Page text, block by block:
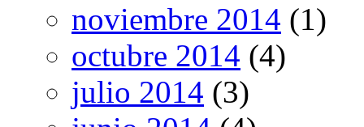
noviembre 2014 (1)
octubre 2014 (4)
julio 2014 (3)